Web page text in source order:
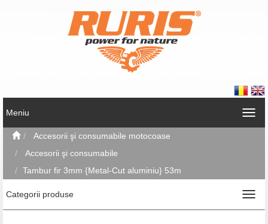
Meniu
Accesorii şi consumabile motocoase
Accesorii şi consumabile
Tambur fir 3mm {Metal-Cut aluminiu} 53m
Categorii produse